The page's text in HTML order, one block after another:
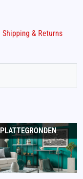
Shipping & Returns
PLATTEGRONDEN